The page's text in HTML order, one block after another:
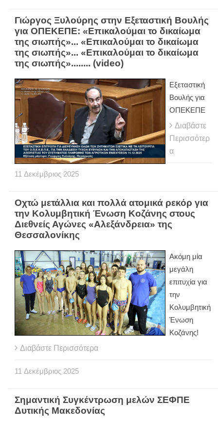
Γιώργος Ξυλούρης στην Εξεταστική Βουλής
για ΟΠΕΚΕΠΕ: «Επικαλούμαι το δικαίωμα
της σιωπής»... «Επικαλούμαι το δικαίωμα
της σιωπής»... «Επικαλούμαι το δικαίωμα
της σιωπής»........ (video)
Εξεταστική
Βουλής για
ΟΠΕΚΕΠΕ
Διαβάστε
Περισσότερ
α
11 Δεκέμβριος 2025
Οχτώ μετάλλια και πολλά ατομικά ρεκόρ για
την Κολυμβητική Ένωση Κοζάνης στους
Διεθνείς Αγώνες «Αλεξάνδρεια» της
Θεσσαλονίκης
Ακόμη μία
μεγάλη
επιτυχία για
την
Κολυμβητική
Ένωση
Κοζάνης!
Διαβάστε Περισσότερα
11 Δεκέμβριος 2025
Σημαντική Συγκέντρωση μελών ΣΕΦΠΕ
Δυτικής Μακεδονίας